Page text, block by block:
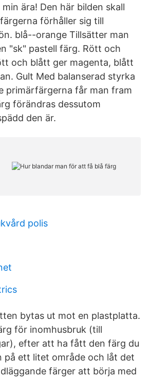
ära! Den här bilden skall
förhåller sig till
blå--orange Tillsätter man
"sk" pastell färg. Rött och
och blått ger magenta, blått
Gult Med balanserad styrka
primärfärgerna får man fram
förändras dessutom
den är.
polis
bytas ut mot en plastplatta.
för inomhusbruk (till
efter att ha fått den färg du
på ett litet område och låt det
färger att börja med